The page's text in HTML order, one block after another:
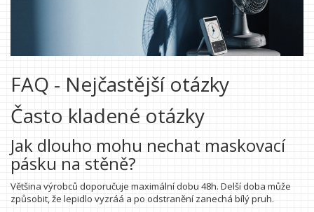
FAQ - Nejčastější otázky
Často kladené otázky
Jak dlouho mohu nechat maskovací
pásku na stěně?
Většina výrobců doporučuje maximální dobu 48h. Delší doba může
způsobit, že lepidlo vyzráá a po odstranění zanechá bílý pruh.